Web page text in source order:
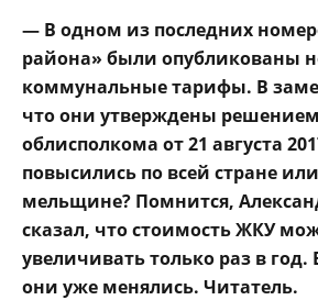
— В одном из по­следних
района» были опубликованы
коммунальные та­рифы. В
что они утверждены
облисполкома от 21 августа
повысились по всей стране
мельщине? Помнится,
сказал, что стоимость ЖКУ
увеличивать только раз в год.
они уже меня­лись. Читатель.